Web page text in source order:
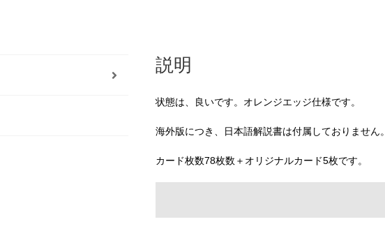
説明
状態は、良いです。オレンジエッジ仕様です。
海外版につき、日本語解説書は付属しておりません。
カード枚数78枚数＋オリジナルカード5枚です。